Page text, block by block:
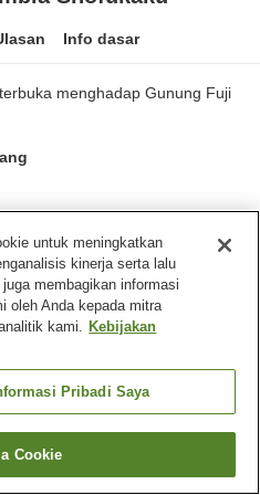
Info dasar
menghadap Gunung Fuji
Sauna
Lounge
Kota Yaizu
kamar
untuk meningkatkan
kinerja serta lalu
membagikan informasi
oleh Anda kepada mitra
kami. Kebijakan
Pribadi Saya
Cookie